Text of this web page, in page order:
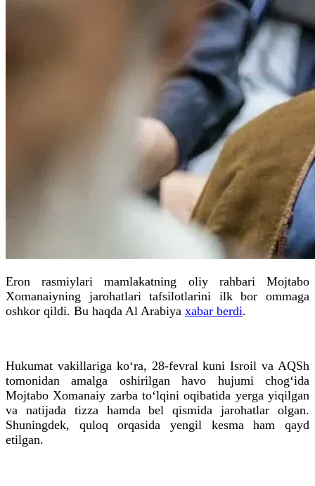
Eron rasmiylari mamlakatning oliy rahbari Mojtabo
Xomanaiyning jarohatlari tafsilotlarini ilk bor ommaga
oshkor qildi. Bu haqda Al Arabiya xabar berdi.
Hukumat vakillariga ko‘ra, 28-fevral kuni Isroil va AQSh
tomonidan amalga oshirilgan havo hujumi chog‘ida
Mojtabo Xomanaiy zarba to‘lqini oqibatida yerga yiqilgan
va natijada tizza hamda bel qismida jarohatlar olgan.
Shuningdek, quloq orqasida yengil kesma ham qayd
etilgan.